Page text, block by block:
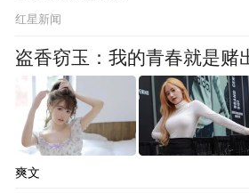
上涨0.6%，较3月0.9%的涨
经季节调整的同比涨幅大幅
的3.3%显著扩大，创阶
CPI（剔除食品与能源）
比上涨2.8%，均较前值
显。
红星新闻
盗香窃玉：我的青春就是赌
爽文